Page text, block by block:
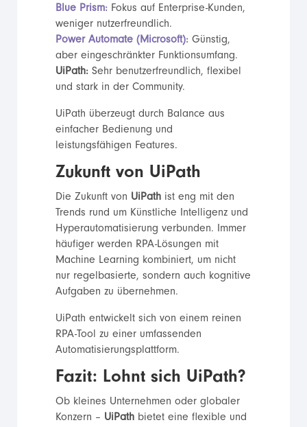
Blue Prism:Fokus auf Enterprise-Kunden,
weniger nutzerfreundlich.
Power Automate (Microsoft): Günstig,
aber eingeschränkter Funktionsumfang.
UiPath:Sehr benutzerfreundlich, flexibel
und stark in der Community.
UiPath überzeugt durch Balance aus
einfacher Bedienung und
leistungsfähigen Features.
Zukunft von UiPath
Die Zukunft von UiPathist eng mit den
Trends rund um Künstliche Intelligenz und
Hyperautomatisierung verbunden. Immer
häufiger werden RPA-Lösungen mit
Machine Learning kombiniert, um nicht
nur regelbasierte, sondern auch kognitive
Aufgaben zu übernehmen.
UiPath entwickelt sich von einem reinen
RPA-Tool zu einer umfassenden
Automatisierungsplattform.
Fazit: Lohnt sich UiPath?
Ob kleines Unternehmen oder globaler
Konzern – UiPathbietet eine flexible und